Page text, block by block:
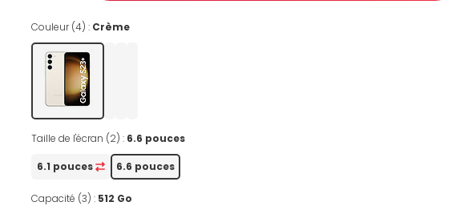
Couleur (4) : Crème
Taille de l'écran (2) : 6.6 pouces
6.1 pouces 6.6 pouces
Capacité (3) : 512 Go